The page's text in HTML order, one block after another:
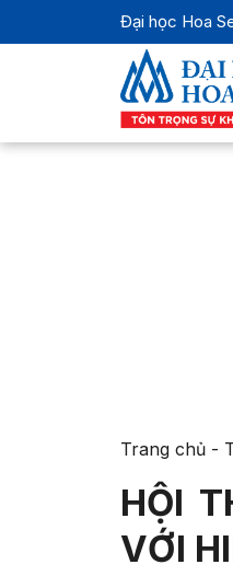
Đại học Hoa
Trang chủ-
HỘI
VỚI